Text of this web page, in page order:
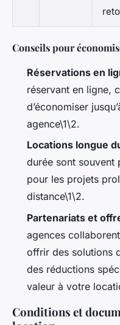
Conseils pour
Réservations en
réservant en ligne,
d’économiser
agence\1\2.
Locations longue
durée sont souvent
pour les projets
distance\1\2.
Partenariats et
agences
offrir des solutions
des réductions
valeur à votre
Conditions et